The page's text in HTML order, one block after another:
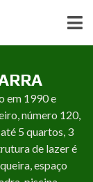
em 1990 e
número 120,
5 quartos, 3
de lazer é
espaço